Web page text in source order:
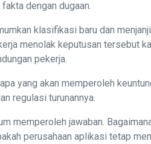
dengan dugaan.
klasifikasi baru dan
menolak keputusan tersebut
pekerja.
yang akan memperoleh
regulasi turunannya.
memperoleh jawaban.
perusahaan aplikasi tetap